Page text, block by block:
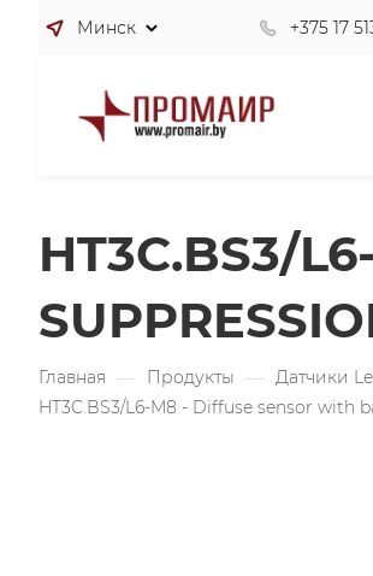
Минск +375 17
HT3C.BS3/
Главная — Продукты — Датчики
HT3C.BS3/L6-M8 - Diffuse sensor with